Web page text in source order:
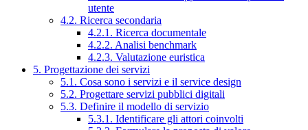
utente
4.2. Ricerca secondaria
4.2.1. Ricerca documentale
4.2.2. Analisi benchmark
4.2.3. Valutazione euristica
5. Progettazione dei servizi
5.1. Cosa sono i servizi e il service design
5.2. Progettare servizi pubblici digitali
5.3. Definire il modello di servizio
5.3.1. Identificare gli attori coinvolti